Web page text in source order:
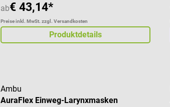
ab€ 43,14*
Preise inkl. MwSt. zzgl. Versandkosten
Produktdetails
Ambu
AuraFlex Einweg-Larynxmasken